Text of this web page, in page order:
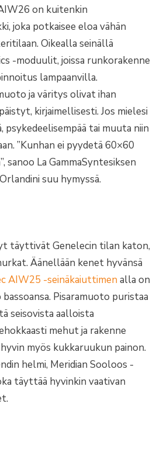
on kuitenkin
joka potkaisee eloa vähän
Oikealla seinällä
-moduulit, joissa runkorakenne
lampaanvilla.
ja väritys olivat ihan
kirjaimellisesti. Jos mielesi
psykedeelisempää tai muuta niin
”Kunhan ei pyydetä 60×60
sanoo La GammaSyntesiksen
suu hymyssä.
täyttivät Genelecin tilan katon,
Äänellään kenet hyvänsä
AIW25 -seinäkaiuttimen alla on
Pisaramuoto puristaa
seisovista aalloista
mehut ja rakenne
myös kukkaruukun painon.
helmi, Meridian Sooloos -
täyttää hyvinkin vaativan